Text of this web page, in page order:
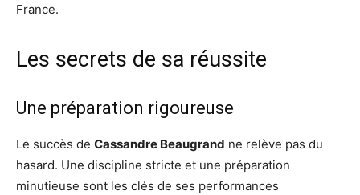
France.
Les secrets de sa réussite
Une préparation rigoureuse
Le succès de Cassandre Beaugrand ne relève pas du
hasard. Une discipline stricte et une préparation
minutieuse sont les clés de ses performances